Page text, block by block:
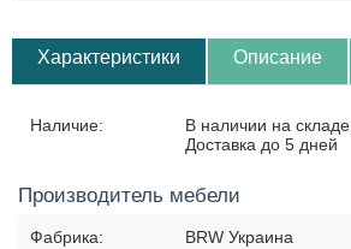
Характеристики Описание
Наличие:
В наличии на складе.
Доставка до 5 дней
Производитель мебели
Фабрика: BRW Украина